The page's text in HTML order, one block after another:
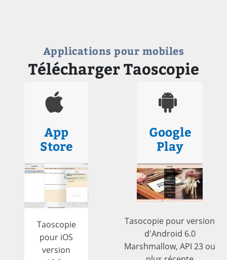
Applications pour mobiles
Télécharger Taoscopie
App
Store
Taoscopie
pour iOS
version
Google
Play
Tasocopie pour version
d'Android 6.0
Marshmallow, API 23 ou